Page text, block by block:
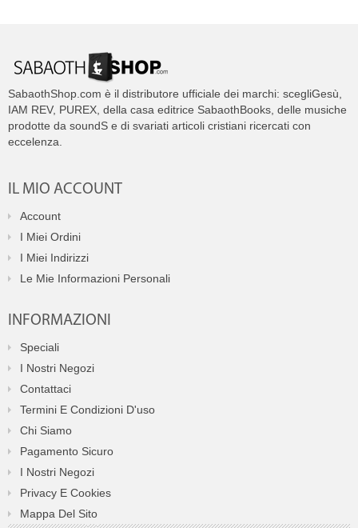
SabaothShop.com è il distributore ufficiale dei marchi: scegliGesù,
IAM REV, PUREX, della casa editrice SabaothBooks, delle musiche
prodotte da soundS e di svariati articoli cristiani ricercati con
eccelenza.
IL MIO ACCOUNT
Account
I Miei Ordini
I Miei Indirizzi
Le Mie Informazioni Personali
INFORMAZIONI
Speciali
I Nostri Negozi
Contattaci
Termini E Condizioni D'uso
Chi Siamo
Pagamento Sicuro
I Nostri Negozi
Privacy E Cookies
Mappa Del Sito